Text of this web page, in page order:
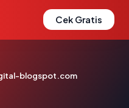
Cek Gratis
blogspot.com